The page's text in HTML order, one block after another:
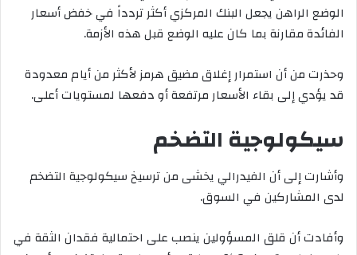
الوضع الراهن يجعل البنك المركزي أكثر تردداً في خفض أسعار
الفائدة مقارنة بما كان عليه الوضع قبل هذه الأزمة.
وحذرت من أن استمرار إغلاق مضيق هرمز لأكثر من أيام معدودة
قد يؤدي إلى بقاء الأسعار مرتفعة أو دفعها لمستويات أعلى.
سيكولوجية التضخم
وأشارت إلى أن الفيدرالي يخشى من ترسيخ سيكولوجية التضخم
لدى المشاركين في السوق.
وأفادت أن قلق المسؤولين ينصب على احتمالية فقدان الثقة في